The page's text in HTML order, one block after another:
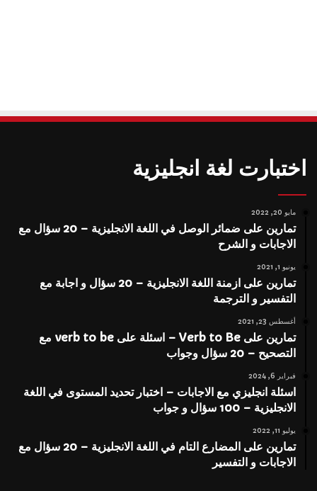
اختبارت لغة انجليزية
مايو 20, 2022
تمارين على ضمائر الوصل في اللغة الانجليزية – 20 سؤال مع
الاجابات و الشرح
يونيو 1, 2021
تمارين على ازمنة اللغة الانجليزية – 20 سؤال و اجابة مع
التفسير و الترجمة
أغسطس 23, 2021
تمارين على Verb to Be – اسئلة على verb to be مع
التصحيح – 20 سؤال وجواب
فبراير 6, 2024
اسئلة انجليزي مع الاجابات – اختبار تحديد المستوى في اللغة
الانجليزية – 100 سؤال و جواب
يوليو 11, 2022
تمارين على المضارع التام في اللغة الانجليزية – 20 سؤال مع
الاجابات و التفسير